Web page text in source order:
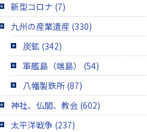
新型コロナ (7)
九州の産業遺産 (330)
炭鉱 (342)
軍艦島（端島） (54)
八幡製鉄所 (87)
神社、仏閣、教会 (602)
太平洋戦争 (237)